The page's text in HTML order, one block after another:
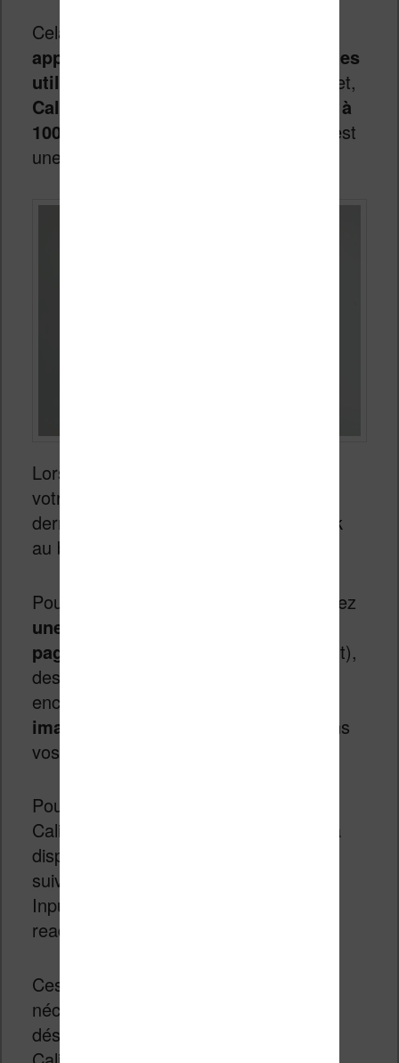
Cela étant dit,
apporte un élément important pour les
utilisateurs de liseuses Kobo
. En effet,
Calibre prend maintenant en charge à
100% le format d’ebook KEPUB
qui est
une spécificité chez Kobo.
Lorsque vous importez un ebook dans
votre liseuse Kobo depuis Calibre, ce
dernier transforme automatique l’ebook
au bon format KEPUB.
Pour vous, cela veut dire que vous aurez
une meilleure gestion du nombre de
page
s d’un livre (un problème récurrent),
des
encore
images et illustrations
présentes dans
vos livres numériques.
Pour les utilisateurs plus anciens de
Calibre, ces fonctionnalités étaient déjà
disponibles en installant les plugins
suivant : KoboTouch Extended, KEPUB
Input/Output et KEPUB Metadata
reader/writer.
Ces plugins ne sont donc plus
nécessaires et vous pouvez les
désinstaller lorsque vous mettre à jour